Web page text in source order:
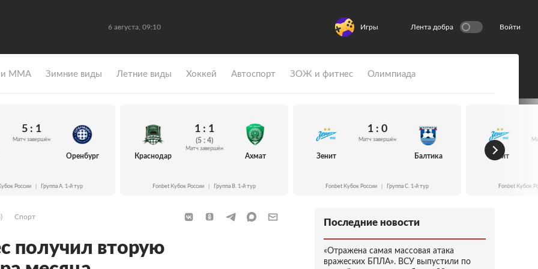
6 августа, 09:10 Игры Лента добра Войти
и ММА Зимние виды Летние виды Хоккей Автоспорт ЗОЖ и фитнес Олимпиада
5 : 1
Матч завершён
Оренбург
России Группа A. 1-й тур
Краснодар
1 : 1
(5 : 4)
Матч завершён
Ахмат
Fonbet Кубок России Группа B. 1-й тур
Зенит
1 : 0
Матч завершён
Балтика
Fonbet Кубок России Группа C. 1-й тур
Зенит
Fonbet Кубок
Спорт
получил вторую
Последние новости
«Отражена самая массовая атака
вражеских БПЛА». ВСУ выпустили по